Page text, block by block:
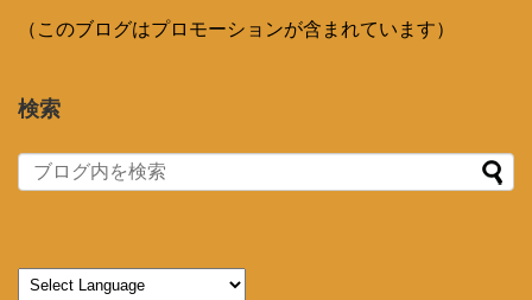
（このブログはプロモーションが含まれています）
検索